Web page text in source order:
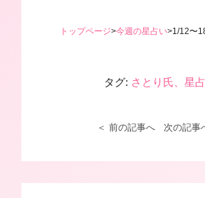
トップページ>今週の星占い>1/12〜
タグ: さとり氏、星
＜ 前の記事へ 次の記事